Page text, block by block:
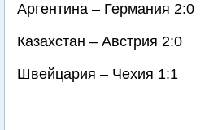
Аргентина – Германия 2:0
Казахстан – Австрия 2:0
Швейцария – Чехия 1:1